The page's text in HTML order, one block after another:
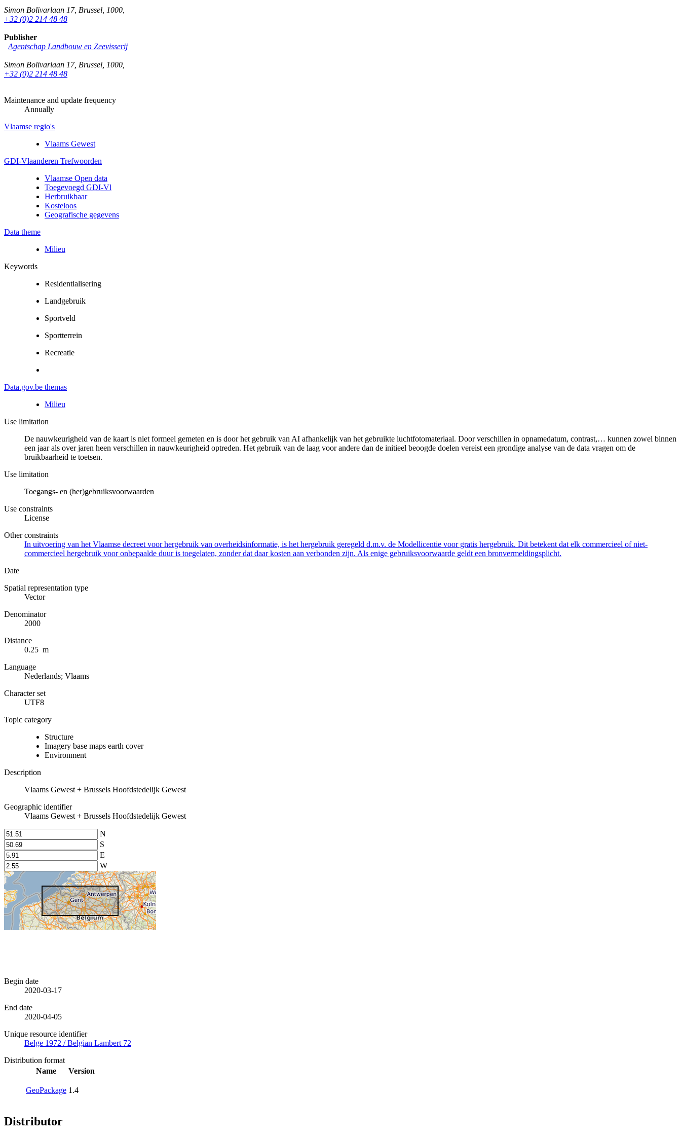
Simon Bolivarlaan 17, Brussel 1000
+32 (0)2 214 48 48
Publisher
Agentschap Landbouw en Zeevisserij
Simon Bolivarlaan 17, Brussel 1000
+32 (0)2 214 48 48
Maintenance and update frequency
Annually
Vlaamse regio's
Vlaams Gewest
GDI-Vlaanderen Trefwoorden
Vlaamse Open data
Toegevoegd GDI-Vl
Herbruikbaar
Kosteloos
Geografische gegevens
Data theme
Milieu
Keywords
Residentialisering
Landgebruik
Sportveld
Sportterrein
Recreatie
Data.gov.be themas
Milieu
Use limitation
De nauwkeurigheid van de kaart is niet formeel gemeten en is door het gebruik van AI afhankelijk van het gebruikte luchtfotomateriaal. Door verschillen in opnamedatum, contrast,… kunnen zowel binnen
een jaar als over jaren heen verschillen in nauwkeurigheid optreden. Het gebruik van de laag voor andere dan de initieel beoogde doelen vereist een grondige analyse van de data vragen om de
bruikbaarheid te toetsen.
Use limitation
Toegangs- en (her)gebruiksvoorwaarden
Use constraints
License
Other constraints
In uitvoering van het Vlaamse decreet voor hergebruik van overheidsinformatie, is het hergebruik geregeld d.m.v. de Modellicentie voor gratis hergebruik. Dit betekent dat elk commercieel of niet-
commercieel hergebruik voor onbepaalde duur is toegelaten, zonder dat daar kosten aan verbonden zijn. Als enige gebruiksvoorwaarde geldt een bronvermeldingsplicht.
Date
Spatial representation type
Vector
Denominator
2000
Distance
0.25 m
Language
Nederlands; Vlaams
Character set
UTF8
Topic category
Structure
Imagery base maps earth cover
Environment
Description
Vlaams Gewest + Brussels Hoofdstedelijk Gewest
Geographic identifier
Vlaams Gewest + Brussels Hoofdstedelijk Gewest
N
S
E
W
Begin date
2020-03-17
End date
2020-04-05
Unique resource identifier
Belge 1972 / Belgian Lambert 72
Distribution format
Name
Version
GeoPackage 1.4
Distributor